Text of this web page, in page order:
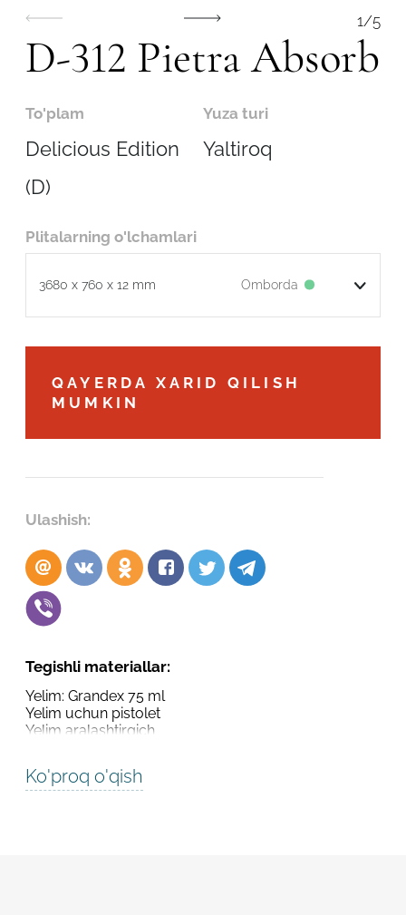
1/5
D-312 Pietra Absorb
To'plam
Delicious Edition
(D)
Yuza turi
Yaltiroq
Plitalarning o'lchamlari
3680 x 760 x 12 mm Omborda
QAYERDA XARID QILISH
MUMKIN
Ulashish:
Tegishli materiallar:
Yelim: Grandex 75 ml
Yelim uchun pistolet
Yelim aralashtirgich
Ko'proq o'qish
ARIZANI YUBORISH
Robot emasligingizni tasdiqlang
LOYIHANI YUBORISH
Robot emasligingizni tasdiqlang